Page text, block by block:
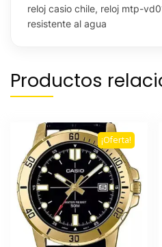
reloj casio chile, reloj mtp-
resistente al agua
Productos
¡Oferta!